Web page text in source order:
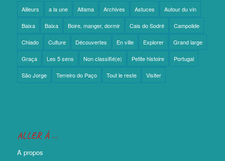
Ailleurs a la une Alfama Archives Astuces Autour du vin
Baixa Baixa Boire, manger, dormir Cais do Sodré Campolide
Chiado Culture Découvertes En ville Explorer Grand large
Graça Les 5 sens Non classifié(e) Petite histoire Portugal
São Jorge Terreiro do Paço Tout le reste Visiter
ALLER À …
A propos